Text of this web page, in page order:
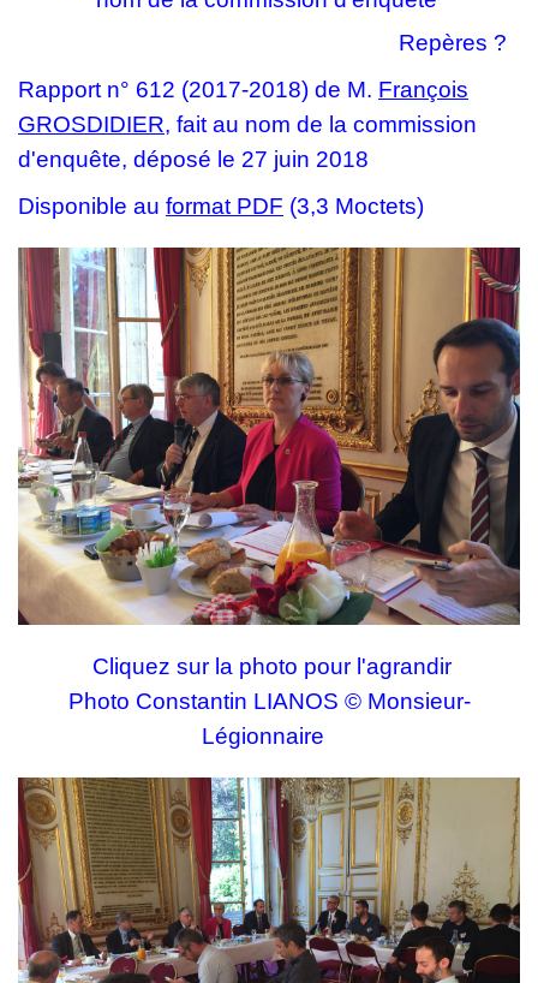
Repères ?
Rapport n° 612 (2017-2018) de M. François
GROSDIDIER, fait au nom de la commission
d'enquête, déposé le 27 juin 2018
Disponible au format PDF (3,3 Moctets)
Cliquez sur la photo pour l'agrandir
Photo Constantin LIANOS © Monsieur-
Légionnaire